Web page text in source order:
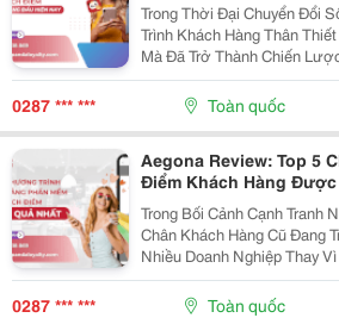
Trong Thời Đại Chuyển Đổi
Trình Khách Hàng Thân
Mà Đã Trở Thành Chiến
Nghiệp Giữ Chân Khách
Thu Bền Vững. Các Phần
Không...
0287 *** *** Toàn quốc
Aegona Review: Top 5
Điểm Khách Hàng
Dùng 2026
Trong Bối Cảnh Cạnh Tranh
Chân Khách Hàng Cũ Đang
Nhiều Doanh Nghiệp Thay
Hàng Mới. Một Trong Những
Nay Là Triển Khai Chương
0287 *** *** Toàn quốc